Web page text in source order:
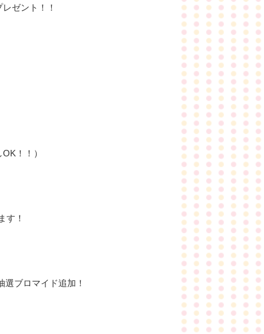
ゼント！！
！！）
す！
ブロマイド追加！